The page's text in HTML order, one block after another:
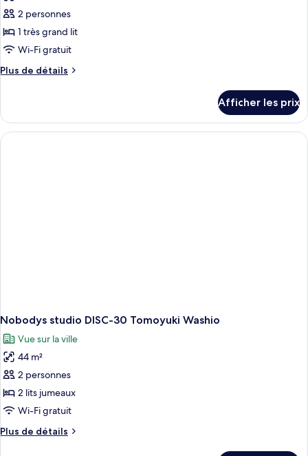
2 personnes
1 très grand lit
Wi-Fi gratuit
Plus de détails
Plus
Nobodys
studio
DISC-
Afficher les prix
Nobodys studio DISC-30 Tomoyuki Washio
Vue sur la ville
44 m²
2 personnes
2 lits jumeaux
Wi-Fi gratuit
Plus de détails
Plus